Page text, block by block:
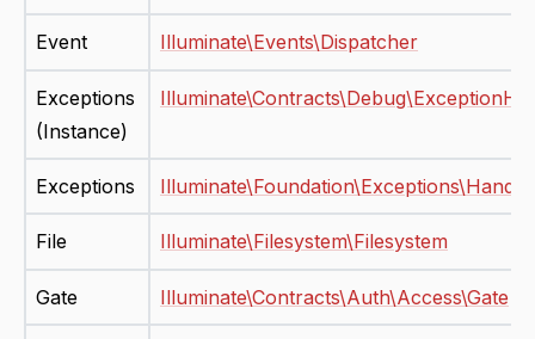
Event Illuminate\Events\Dispatcher
Exceptions
(Instance)
Exceptions
File Illuminate\Filesystem\Filesystem
Gate Illuminate\Contracts\Auth\Access\Gate